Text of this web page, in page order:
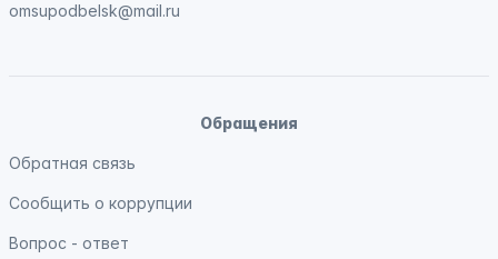
omsupodbelsk@mail.ru
Обращения
Обратная связь
Сообщить о коррупции
Вопрос - ответ